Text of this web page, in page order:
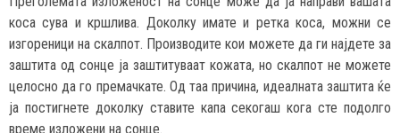
коса сува и кршлива. Доколку имате и ретка коса, можни се
изгореници на скалпот. Производите кои можете да ги најдете за
заштита од сонце ја заштитуваат кожата, но скалпот не можете
целосно да го премачкате. Од таа причина, идеалната заштита ќе
ја постигнете доколку ставите капа секогаш кога сте подолго
време изложени на сонце.